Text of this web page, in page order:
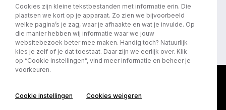
Privacy policy Algemene Voorwaarde
Cookies zijn kleine tekstbestanden met informatie erin. Die
plaatsen we kort op je apparaat. Zo zien we bijvoorbeeld
welke pagina’s je zag, waar je afhaakte en wat je invulde. Op
die manier hebben wij informatie waar we jouw
websitebezoek beter mee maken. Handig toch? Natuurlijk
kies je zelf of je dat toestaat. Daar zijn we eerlijk over. Klik
op “Cookie instellingen”, vind meer informatie en beheer je
voorkeuren.
Cookie instellingen Cookies weigeren